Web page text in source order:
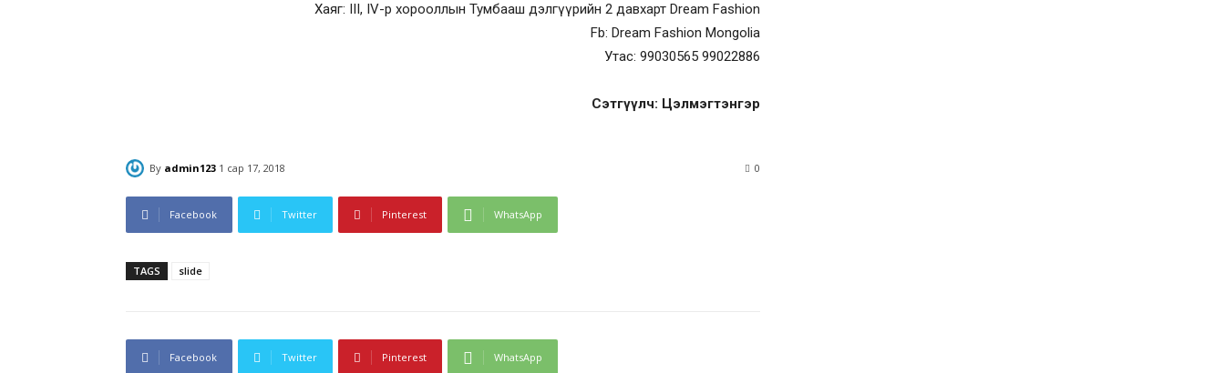
Хаяг: III, IV-р хорооллын Тумбааш дэлгүүрийн 2 давхарт Dream Fashion
Fb: Dream Fashion Mongolia
Утас: 99030565 99022886
Сэтгүүлч: Цэлмэгтэнгэр
By admin123 1 сар 17, 2018 0
Facebook Twitter Pinterest WhatsApp
TAGS slide
Facebook Twitter Pinterest WhatsApp